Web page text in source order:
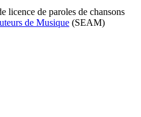
licence de paroles de chansons
de Musique (SEAM)